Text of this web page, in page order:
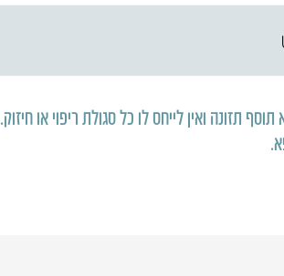
תזונה ואין לייחס לו כל סגולת ריפוי או חיזוק.
.